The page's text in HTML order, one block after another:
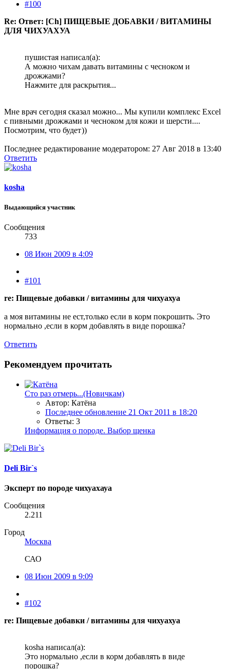
#100
Re: Ответ: [Ch] ПИЩЕВЫЕ ДОБАВКИ / ВИТАМИНЫ
ДЛЯ ЧИХУАХУА
пушистая написал(а):
А можно чихам давать витамины с чесноком и
дрожжами?
Нажмите для раскрытия...
Мне врач сегодня сказал можно... Мы купили комплекс Excel
с пивными дрожжами и чесноком для кожи и шерсти....
Посмотрим, что будет))
Последнее редактирование модератором: 27 Авг 2018 в 13:40
Ответить
kosha
Выдающийся участник
Сообщения
733
08 Июн 2009 в 4:09
#101
re: Пищевые добавки / витамины для чихуахуа
а моя витамины не ест,только если в корм покрошить. Это
нормально ,если в корм добавлять в виде порошка?
Ответить
Рекомендуем прочитать
Сто раз отмерь...(Новичкам)
Автор: Катёна
Последнее обновление 21 Окт 2011 в 18:20
Ответы: 3
Информация о породе. Выбор щенка
Deli Bir`s
Эксперт по породе чихуахауа
Сообщения
2.211
Город
Москва
САО
08 Июн 2009 в 9:09
#102
re: Пищевые добавки / витамины для чихуахуа
kosha написал(а):
Это нормально ,если в корм добавлять в виде
порошка?